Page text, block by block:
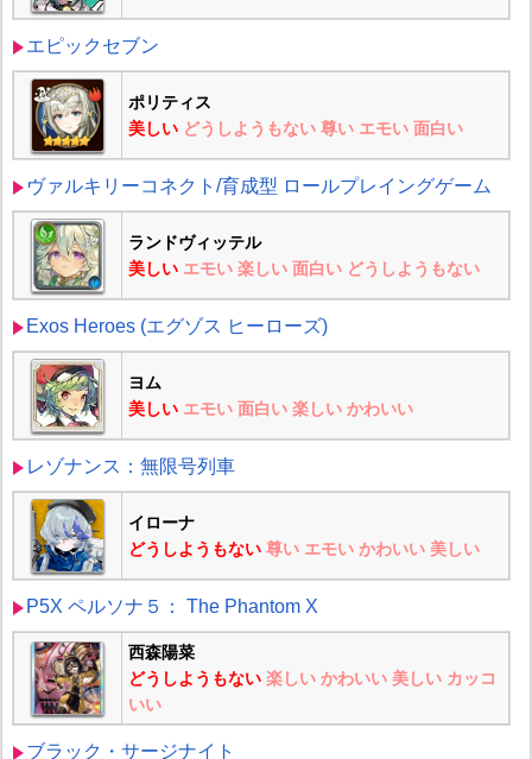
エピックセブン
ポリティス
美しい どうしようもない 尊い エモい 面白い
ヴァルキリーコネクト/育成型 ロールプレイングゲーム
ランドヴィッテル
美しい エモい 楽しい 面白い どうしようもない
Exos Heroes (エグゾス ヒーローズ)
ヨム
美しい エモい 面白い 楽しい かわいい
レゾナンス：無限号列車
イローナ
どうしようもない 尊い エモい かわいい 美しい
P5X ペルソナ５： The Phantom X
西森陽菜
どうしようもない 楽しい かわいい 美しい カッコ
いい
ブラック・サージナイト